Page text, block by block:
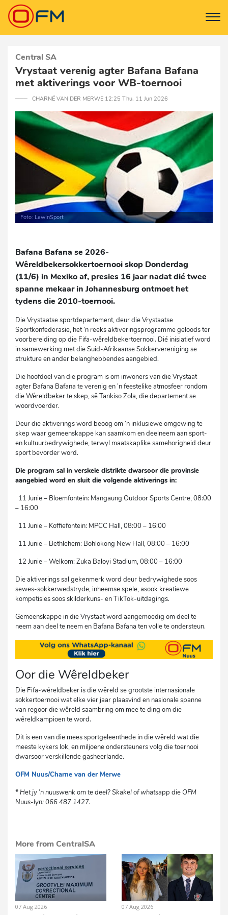
Central SA
Vrystaat verenig agter Bafana Bafana
met aktiverings voor WB-toernooi
─── CHARNÉ VAN DER MERWE 12:25 Thu, 11 Jun 2026
Foto: LawInSport
Bafana Bafana se 2026-
Wêreldbekersokkertoernooi skop Donderdag
(11/6) in Mexiko af, presies 16 jaar nadat dié twee
spanne mekaar in Johannesburg ontmoet het
tydens die 2010-toernooi.
Die Vrystaatse sportdepartement, deur die Vrystaatse
Sportkonfederasie, het ’n reeks aktiveringsprogramme geloods ter
voorbereiding op die Fifa-wêreldbekertoernooi. Dié inisiatief word
in samewerking met die Suid-Afrikaanse Sokkervereniging se
strukture en ander belanghebbendes aangebied.
Die hoofdoel van die program is om inwoners van die Vrystaat
agter Bafana Bafana te verenig en ’n feestelike atmosfeer rondom
die Wêreldbeker te skep, sê Tankiso Zola, die departement se
woordvoerder.
Deur die aktiverings word beoog om ’n inklusiewe omgewing te
skep waar gemeenskappe kan saamkom en deelneem aan sport-
en kultuurbedrywighede, terwyl maatskaplike samehorigheid deur
sport bevorder word.
Die program sal in verskeie distrikte dwarsoor die provinsie
aangebied word en sluit die volgende aktiverings in:
11 Junie – Bloemfontein: Mangaung Outdoor Sports Centre, 08:00
– 16:00
11 Junie – Koffiefontein: MPCC Hall, 08:00 – 16:00
11 Junie – Bethlehem: Bohlokong New Hall, 08:00 – 16:00
12 Junie – Welkom: Zuka Baloyi Stadium, 08:00 – 16:00
Die aktiverings sal gekenmerk word deur bedrywighede soos
sewes-sokkerwedstryde, inheemse spele, asook kreatiewe
kompetisies soos skilderkuns- en TikTok-uitdagings.
Gemeenskappe in die Vrystaat word aangemoedig om deel te
neem aan deel te neem en Bafana Bafana ten volle te ondersteun.
Oor die Wêreldbeker
Die Fifa-wêreldbeker is die wêreld se grootste internasionale
sokkertoernooi wat elke vier jaar plaasvind en nasionale spanne
van regoor die wêreld saambring om mee te ding om die
wêreldkampioen te word.
Dit is een van die mees sportgeleenthede in die wêreld wat die
meeste kykers lok, en miljoene ondersteuners volg die toernooi
dwarsoor verskillende gasheerlande.
OFM Nuus/Charne van der Merwe
* Het jy ’n nuuswenk om te deel? Skakel of whatsapp die OFM
Nuus-lyn: 066 487 1427.
More from CentralSA
07 Aug 2026 07 Aug 2026